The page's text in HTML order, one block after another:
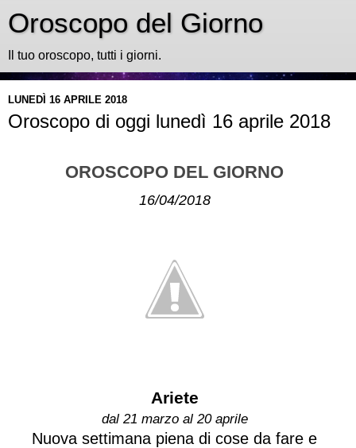
Oroscopo del Giorno
Il tuo oroscopo, tutti i giorni.
LUNEDÌ 16 APRILE 2018
Oroscopo di oggi lunedì 16 aprile 2018
OROSCOPO DEL GIORNO
16/04/2018
Ariete
dal 21 marzo al 20 aprile
Nuova settimana piena di cose da fare e